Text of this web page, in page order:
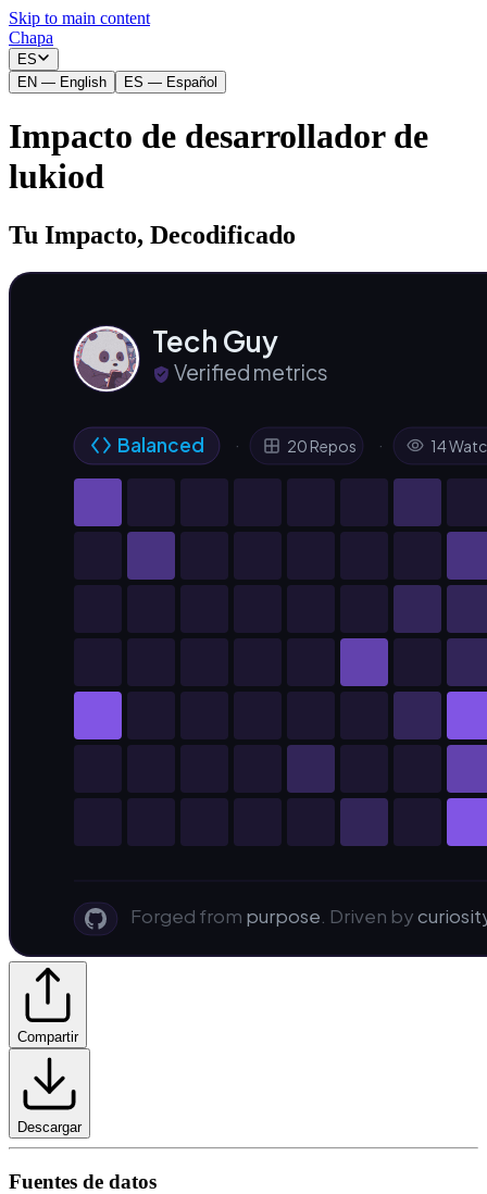
Skip to main content
Chapa
ES
EN — English ES — Español
Impacto de desarrollador de
lukiod
Tu Impacto, Decodificado
Tech Guy
Verified metrics
Balanced · 20 Repos · 14
Forged from purpose . Driven by
Compartir
Descargar
Fuentes de datos